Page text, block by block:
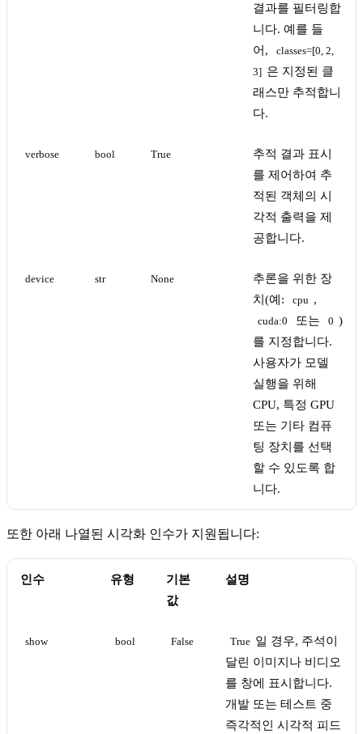
결과를 필터링합
니다. 예를 들
어,
classes=[0, 2,
3] 은 지정된 클
래스만 추적합니
다.
verbose bool True
추적 결과 표시
를 제어하여 추
적된 객체의 시
각적 출력을 제
공합니다.
device str None
추론을 위한 장
치(예:
cpu ,
cuda:0 또는 0 )
를 지정합니다.
사용자가 모델
실행을 위해
CPU, 특정 GPU
또는 기타 컴퓨
팅 장치를 선택
할 수 있도록 합
니다.
또한 아래 나열된 시각화 인수가 지원됩니다:
인수 유형
기본
값
설명
show bool False True 일 경우, 주석이
달린 이미지나 비디오
를 창에 표시합니다.
개발 또는 테스트 중
즉각적인 시각적 피드